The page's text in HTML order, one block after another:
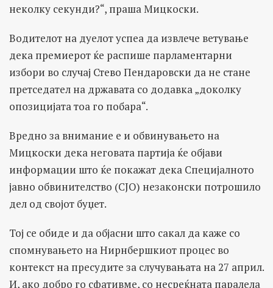
неколку секунди?“, праша Мицкоски.
Водителот на дуелот успеа да извлече ветување
дека премиерот ќе распише парламентарни
избори во случај Стево Пендаровски да не стане
претседател на државата со додавка „доколку
опозицијата тоа го побара“.
Вредно за внимание е и обвинувањето на
Мицкоски дека неговата партија ќе објави
информации што ќе покажат дека Специјалното
јавно обвинителство (СЈО) незаконски потрошило
дел од својот буџет.
Тој се обиде и да објасни што сакал да каже со
спомнувањето на Нирнбершкиот процес во
контекст на пресудите за случувањата на 27 април.
И, ако добро го сфативме, со несреќната паралела